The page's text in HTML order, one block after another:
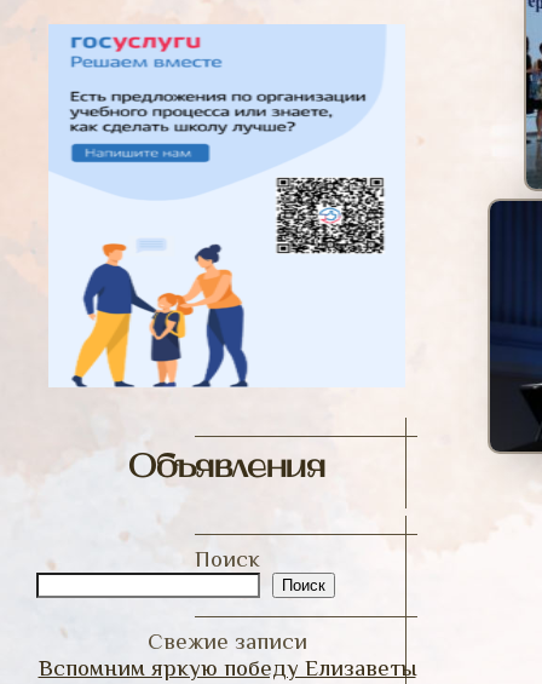
Объявления
Поиск
Поиск
Свежие записи
Вспомним яркую победу Елизаветы